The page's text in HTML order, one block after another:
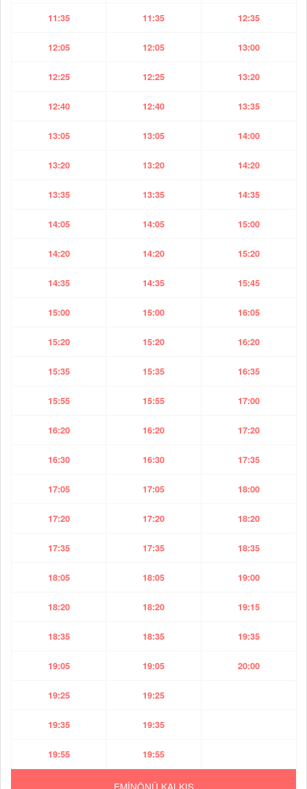
11:35 11:35 12:35
12:05 12:05 13:00
12:25 12:25 13:20
12:40 12:40 13:35
13:05 13:05 14:00
13:20 13:20 14:20
13:35 13:35 14:35
14:05 14:05 15:00
14:20 14:20 15:20
14:35 14:35 15:45
15:00 15:00 16:05
15:20 15:20 16:20
15:35 15:35 16:35
15:55 15:55 17:00
16:20 16:20 17:20
16:30 16:30 17:35
17:05 17:05 18:00
17:20 17:20 18:20
17:35 17:35 18:35
18:05 18:05 19:00
18:20 18:20 19:15
18:35 18:35 19:35
19:05 19:05 20:00
19:25 19:25
19:35 19:35
19:55 19:55
EMİNÖNÜ KALKIŞ